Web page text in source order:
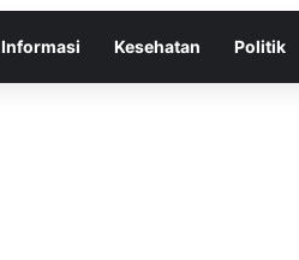
Informasi Kesehatan Politik